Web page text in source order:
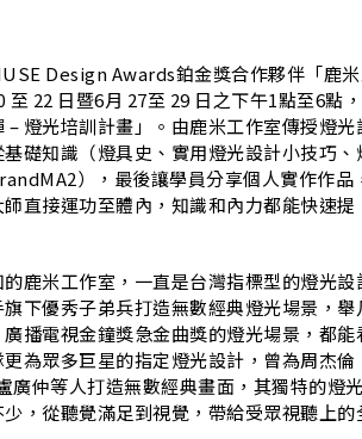
Design Awards鉑金獎合作夥伴「鹿
22 日暨6月 27至 29 日之下午1點至6點
燈光培訓計畫」。由鹿米工作室傳授燈光
礎知識（燈具史、實用燈光設計小技巧、
），最後讓學員分享個人實作作品
直接運功至體內，知識和內力都能快速提
鹿米工作室，一直是台灣指標型的燈光設
下優秀子弟兵打造無數經典燈光場景，舉
播電視金鐘獎急金曲獎的燈光場景，都能
為眾多巨星的指定燈光設計，曾為周杰倫
廣仲等人打造無數經典畫面，其獨特的燈
，從聽覺滿足到視覺，帶給受眾視聽上的